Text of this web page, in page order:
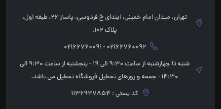
تهران، میدان امام خمینی، ابتدای خ فردوسی، پاساژ 26، طبقه اول،
پلاک 102.
02166760092 - 02166760091
شنبه تا چهارشنبه از ساعت 9:30 الی 19 - پنجشنبه از ساعت 9:30 الی
14:30 - جمعه و روزهای تعطیل فروشگاه تعطیل می باشد.
کد پستی : 1136947854